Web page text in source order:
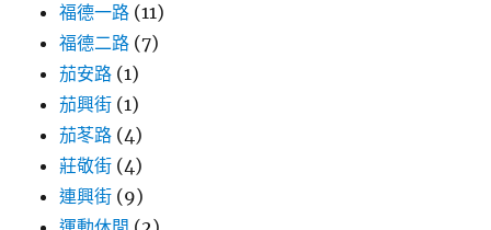
福德一路 (11)
福德二路 (7)
茄安路 (1)
茄興街 (1)
茄苳路 (4)
莊敬街 (4)
連興街 (9)